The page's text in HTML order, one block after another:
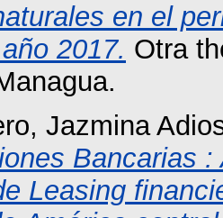
en el
2017. Otra
Jazmina
Bancarias
Leasing